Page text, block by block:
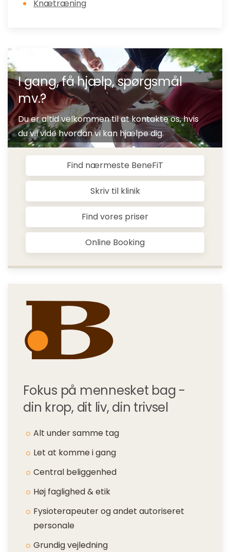
Knætræning
I gang, få hjælp, spørgsmål
mv.?
Du er altid velkommen til at kontakte os, hvis
du vil vide hvordan vi kan hjælpe dig.
Find nærmeste BeneFiT
Skriv til klinik
Find vores priser
Online Booking
Fokus på mennesket bag -
din krop, dit liv, din trivsel
Alt under samme tag
Let at komme i gang
Central beliggenhed
Høj faglighed & etik
Fysioterapeuter og andet autoriseret
personale
Grundig vejledning